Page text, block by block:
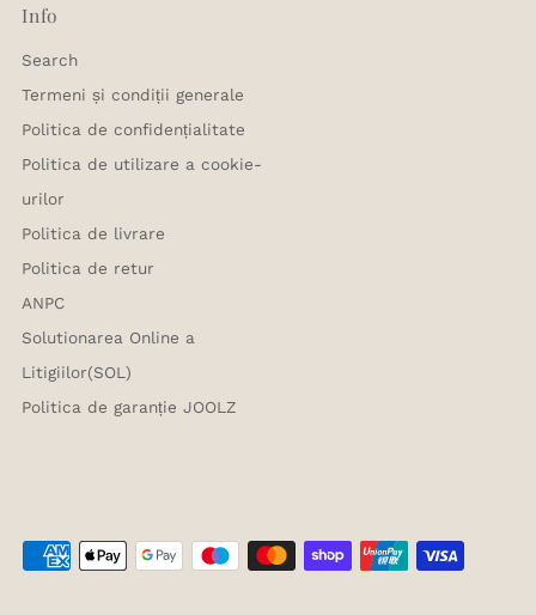
Info
Search
Termeni și condiții generale
Politica de confidențialitate
Politica de utilizare a cookie-
urilor
Politica de livrare
Politica de retur
ANPC
Solutionarea Online a
Litigiilor(SOL)
Politica de garanție JOOLZ